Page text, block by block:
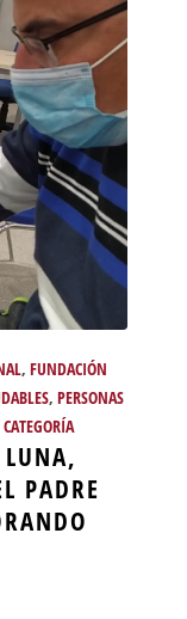
, FUNDACIÓN
,PERSONAS
PADRE